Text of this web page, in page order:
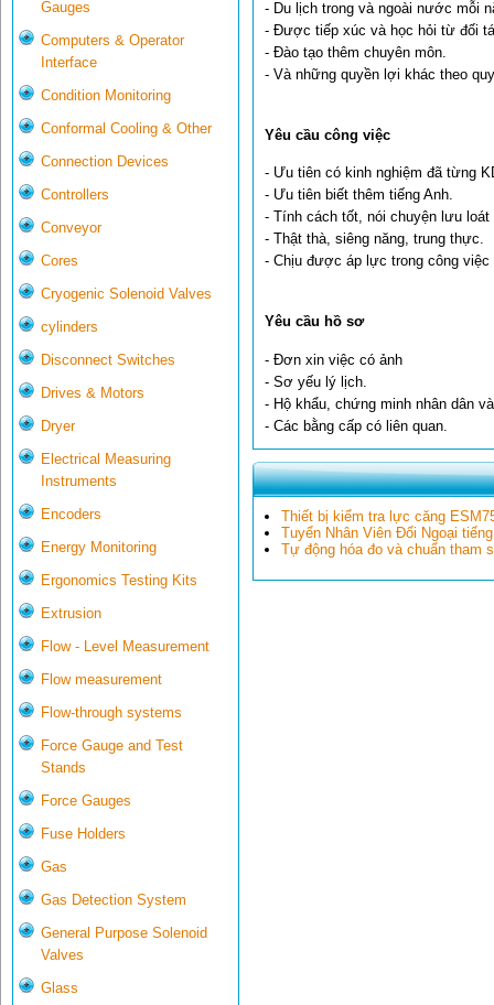
Gauges
Computers & Operator
Interface
Condition Monitoring
Conformal Cooling & Other
Connection Devices
Controllers
Conveyor
Cores
Cryogenic Solenoid Valves
cylinders
Disconnect Switches
Drives & Motors
Dryer
Electrical Measuring
Instruments
Encoders
Energy Monitoring
Ergonomics Testing Kits
Extrusion
Flow - Level Measurement
Flow measurement
Flow-through systems
Force Gauge and Test
Stands
Force Gauges
Fuse Holders
Gas
Gas Detection System
General Purpose Solenoid
Valves
Glass
- Du lịch trong và ngoài nước mỗi
- Được tiếp xúc và học hỏi từ đối
- Đào tạo thêm chuyên môn.
- Và những quyền lợi khác theo
Yêu cầu công việc
- Ưu tiên có kinh nghiệm đã từng
- Ưu tiên biết thêm tiếng Anh.
- Tính cách tốt, nói chuyện lưu loát
- Thật thà, siêng năng, trung thực.
- Chịu được áp lực trong công việc
Yêu cầu hồ sơ
- Đơn xin việc có ảnh
- Sơ yếu lý lịch.
- Hộ khẩu, chứng minh nhân dân
- Các bằng cấp có liên quan.
Thiết bị kiểm tra lực căng
Tuyển Nhân Viên Đối Ngoại
Tự động hóa đo và chuẩn tham